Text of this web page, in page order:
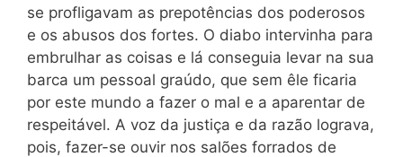
se profligavam as prepotências dos poderosos
e os abusos dos fortes. O diabo intervinha para
embrulhar as coisas e lá conseguia levar na sua
barca um pessoal graúdo, que sem êle ficaria
por este mundo a fazer o mal e a aparentar de
respeitável. A voz da justiça e da razão lograva,
pois, fazer-se ouvir nos salões forrados de